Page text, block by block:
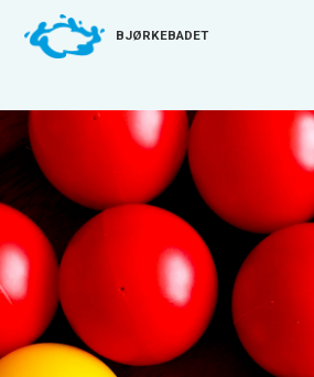
BJØRKEBADET